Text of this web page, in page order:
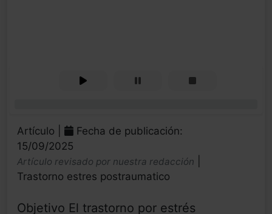
Artículo |
Fecha de publicación:
15/09/2025
Artículo revisado por nuestra redacción
Trastorno estres postraumatico
Objetivo El trastorno por estrés